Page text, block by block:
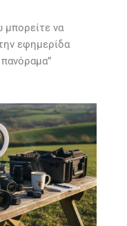
να
εφημερίδα